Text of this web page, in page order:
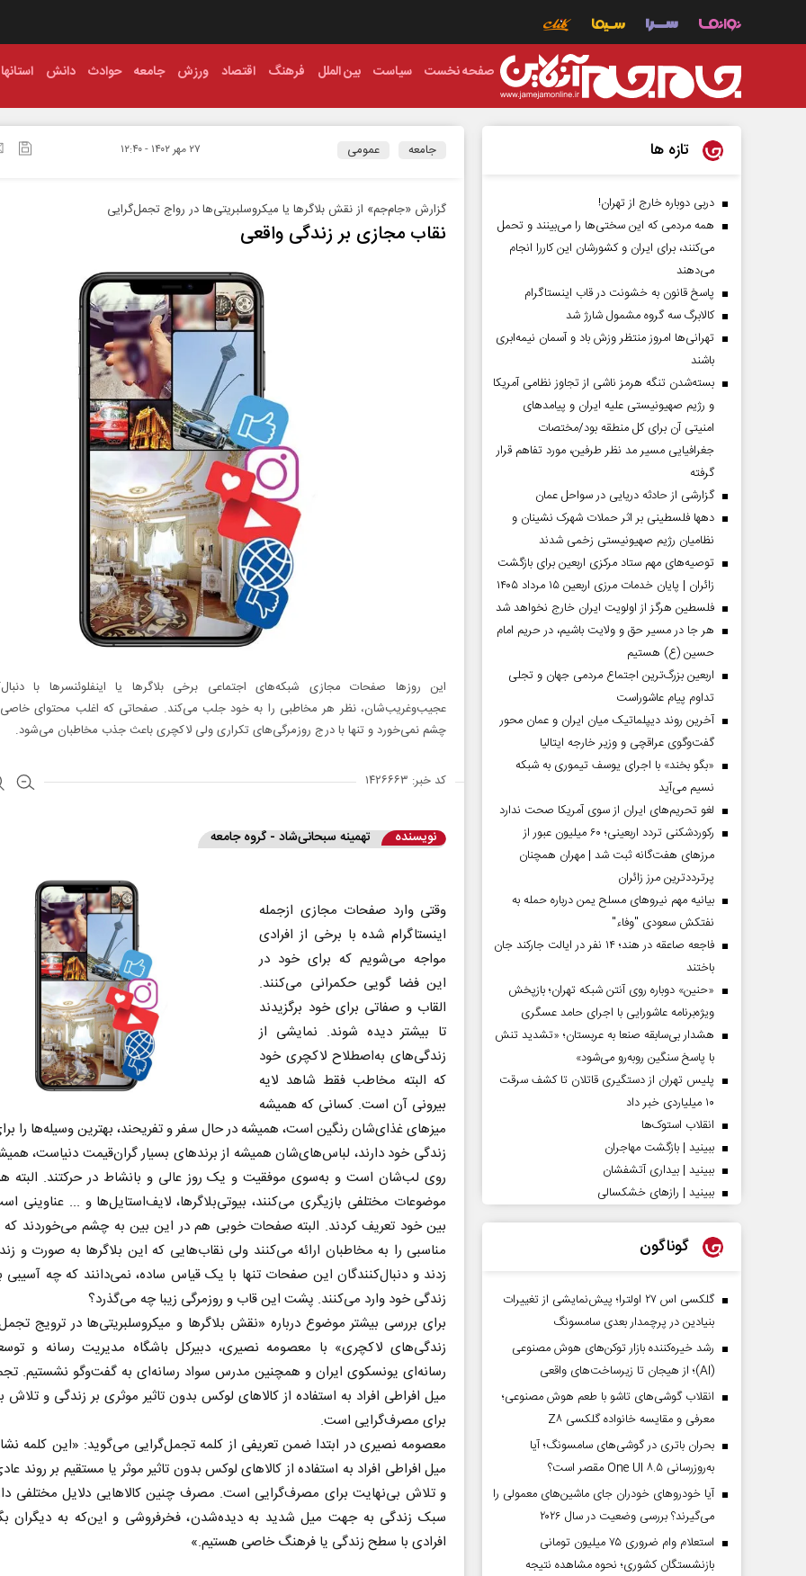
صفحه نخست سیاست بین الملل فرهنگ اقتصاد ورزش جامعه حوادث دانش استانها
جامعه عمومی ۲۷ مهر ۱۴۰۲ - ۱۲:۴۰
گزارش «جام‌جم» از نقش بلاگرها یا میکروسلبریتی‌ها در رواج تجمل‌گرایی
نقاب مجازی بر زندگی واقعی
این روزها صفحات مجازی شبکه‌های اجتماعی برخی بلاگرها یا اینفلوئنسرها با
عجیب‌وغریب‌شان، نظر هر مخاطبی را به خود جلب می‌کند. صفحاتی که اغلب محتوای خاصی
چشم نمی‌خورد و تنها با درج روزمرگی‌های تکراری ولی لاکچری باعث جذب مخاطبان می‌شود.
کد خبر: ۱۴۲۶۶۶۳
نویسنده تهمینه سبحانی‌شاد - گروه جامعه
وقتی وارد صفحات مجازی ازجمله
اینستاگرام شده با برخی از افرادی
مواجه می‌شویم که برای خود در
این فضا گویی حکمرانی می‌کنند.
القاب و صفاتی برای خود برگزیدند
تا بیشتر دیده شوند. نمایشی از
زندگی‌های به‌اصطلاح لاکچری خود
که البته مخاطب فقط شاهد لایه
بیرونی آن است. کسانی که همیشه
میزهای غذای‌شان رنگین است، همیشه در حال سفر و تفریحند، بهترین وسیله‌ها را
زندگی خود دارند، لباس‌های‌شان همیشه از برندهای بسیار گران‌قیمت دنیاست،
روی لب‌شان است و به‌سوی موفقیت و یک روز عالی و بانشاط در حرکتند. البته
موضوعات مختلفی بازیگری می‌کنند، بیوتی‌بلاگرها، لایف‌استایل‌ها و ... عناوینی
بین خود تعریف کردند. البته صفحات خوبی هم در این بین به چشم می‌خوردند که
مناسبی را به مخاطبان ارائه می‌کنند ولی نقاب‌هایی که این بلاگرها به صورت و
زدند و دنبال‌کنندگان این صفحات تنها با یک قیاس ساده، نمی‌دانند که چه آسیبی
زندگی خود وارد می‌کنند. پشت این قاب و روزمرگی زیبا چه می‌گذرد؟
برای بررسی بیشتر موضوع درباره «نقش بلاگر‌ها و میکروسلبریتی‌ها در ترویج
زندگی‌های لاکچری» با معصومه نصیری، دبیرکل باشگاه مدیریت رسانه و
رسانه‌ای یونسکوی ایران و همچنین مدرس سواد رسانه‌ای به گفت‌وگو نشستیم.
میل افراطی افراد به استفاده از کالاهای لوکس بدون تاثیر موثری بر زندگی و
برای مصرف‌گرایی است.
معصومه نصیری در ابتدا ضمن تعریفی از کلمه تجمل‌گرایی می‌گوید: «این کلمه
میل افراطی افراد به استفاده از کالاهای لوکس بدون تاثیر موثر یا مستقیم بر روند
و تلاش بی‌نهایت برای مصرف‌گرایی است. مصرف چنین کالاهایی دلایل مختلفی
سبک زندگی به جهت میل شدید به دیده‌شدن، فخرفروشی و این‌که به دیگران
افرادی با سطح زندگی یا فرهنگ خاصی هستیم.»
تازه ها
دربی دوباره خارج از تهران!
همه مردمی که این سختی‌ها را می‌بینند و تحمل
می‌کنند، برای ایران و کشورشان این کاررا انجام
می‌دهند
پاسخ قانون به خشونت در قاب اینستاگرام
کالابرگ سه گروه مشمول شارژ شد
تهرانی‌ها امروز منتظر وزش باد و آسمان نیمه‌ابری
باشند
بسته‌شدن تنگه هرمز ناشی از تجاوز نظامی آمریکا
و رژیم صهیونیستی علیه ایران و پیامد‌های
امنیتی آن برای کل منطقه بود/مختصات
جغرافیایی مسیر مد نظر طرفین، مورد تفاهم قرار
گرفته
گزارشی از حادثه دریایی در سواحل عمان
دهها فلسطینی بر اثر حملات شهرک نشینان و
نظامیان رژیم صهیونیستی زخمی شدند
توصیه‌های مهم ستاد مرکزی اربعین برای بازگشت
زائران | پایان خدمات مرزی اربعین ۱۵ مرداد ۱۴۰۵
فلسطین هرگز از اولویت ایران خارج نخواهد شد
هر جا در مسیر حق و ولایت باشیم، در حریم امام
حسین (ع) هستیم
اربعین بزرگ‌ترین اجتماع مردمی جهان و تجلی
تداوم پیام عاشوراست
آخرین روند دیپلماتیک میان ایران و عمان محور
گفت‌وگوی عراقچی و وزیر خارجه ایتالیا
«بگو بخند» با اجرای یوسف تیموری به شبکه
نسیم می‌آید
لغو تحریم‌های ایران از سوی آمریکا صحت ندارد
رکوردشکنی تردد اربعینی؛ ۶۰ میلیون عبور از
مرزهای هفت‌گانه ثبت شد | مهران همچنان
پرترددترین مرز زائران
بیانیه مهم نیروهای مسلح یمن درباره حمله به
نفتکش سعودی "وفاء"
فاجعه صاعقه در هند؛ ۱۴ نفر در ایالت جارکند جان
باختند
«حنین» دوباره روی آنتن شبکه تهران؛ بازپخش
ویژه‌برنامه عاشورایی با اجرای حامد عسگری
هشدار بی‌سابقه صنعا به عربستان؛ «تشدید تنش
با پاسخ سنگین روبه‌رو می‌شود»
پلیس تهران از دستگیری قاتلان تا کشف سرقت
۱۰ میلیاردی خبر داد
انقلاب استوک‌ها
ببینید | بازگشت مهاجران
ببینید | بیداری آتشفشان
ببینید | رازهای خشکسالی
گوناگون
گلکسی اس ۲۷ اولترا؛ پیش‌نمایشی از تغییرات
بنیادین در پرچمدار بعدی سامسونگ
رشد خیره‌کننده بازار توکن‌های هوش مصنوعی
(AI)؛ از هیجان تا زیرساخت‌های واقعی
انقلاب گوشی‌های تاشو‌ با طعم هوش مصنوعی؛
معرفی و مقایسه خانواده گلکسی Z۸
بحران باتری در گوشی‌های سامسونگ؛ آیا
به‌روزرسانی One UI ۸.۵ مقصر است؟
آیا خودروهای خودران جای ماشین‌های معمولی را
می‌گیرند؟ بررسی وضعیت در سال ۲۰۲۶
استعلام وام ضروری ۷۵ میلیون تومانی
بازنشستگان کشوری؛ نحوه مشاهده نتیجه